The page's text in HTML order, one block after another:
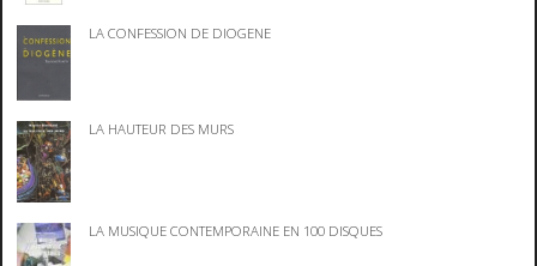
LA CONFESSION DE DIOGENE
LA HAUTEUR DES MURS
LA MUSIQUE CONTEMPORAINE EN 100 DISQUES